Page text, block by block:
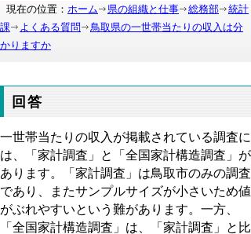
現在の位置： ホーム 県の組織と仕事 総務部
統計
課
よくある質問
鳥取県の一世帯当たりの収入は分
かりますか
回答
一世帯当たりの収入が掲載されている調査に
は、「家計調査」と「全国家計構造調査」が
あります。「家計調査」は鳥取市のみの調査
であり、またサンプルサイズが小さいため値
がぶれやすいという難があります。一方、
「全国家計構造調査」は、「家計調査」と比